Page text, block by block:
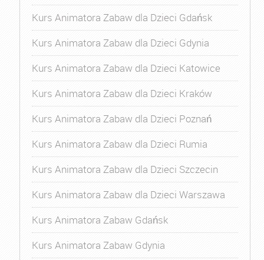
Kurs Animatora Zabaw dla Dzieci Gdańsk
Kurs Animatora Zabaw dla Dzieci Gdynia
Kurs Animatora Zabaw dla Dzieci Katowice
Kurs Animatora Zabaw dla Dzieci Kraków
Kurs Animatora Zabaw dla Dzieci Poznań
Kurs Animatora Zabaw dla Dzieci Rumia
Kurs Animatora Zabaw dla Dzieci Szczecin
Kurs Animatora Zabaw dla Dzieci Warszawa
Kurs Animatora Zabaw Gdańsk
Kurs Animatora Zabaw Gdynia